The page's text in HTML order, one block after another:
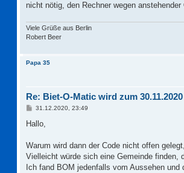
nicht nötig, den Rechner wegen
Viele Grüße aus Berlin
Robert Beer
Papa 35
Re: Biet-O-Matic wird zum
B
i
a
31.12.2020, 23:49
Hallo,
Warum wird dann der Code nicht offen
Vielleicht würde sich eine Gemeinde finden,
Ich fand BOM jedenfalls vom Aussehen